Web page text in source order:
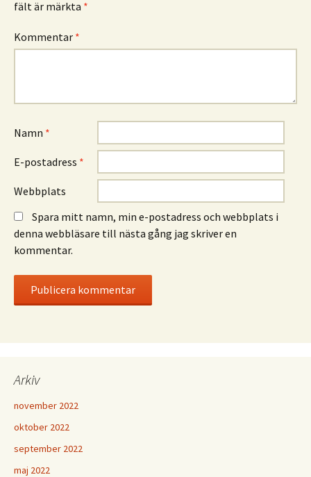
fält är märkta *
Kommentar *
Namn *
E-postadress *
Webbplats
Spara mitt namn, min e-postadress och webbplats i
denna webbläsare till nästa gång jag skriver en
kommentar.
Arkiv
november 2022
oktober 2022
september 2022
maj 2022